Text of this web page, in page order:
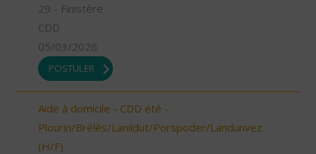
29 - Finistère
CDD
05/03/2026
POSTULER
Aide à domicile - CDD été -
Plourin/Brélès/Lanildut/Porspoder/Landunvez
(H/F)